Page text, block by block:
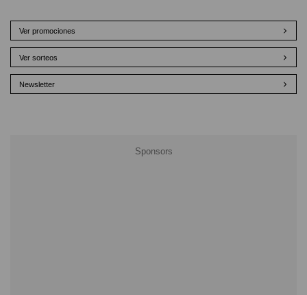
Ver promociones
Ver sorteos
Newsletter